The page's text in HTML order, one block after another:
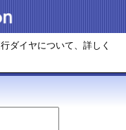
ダイヤについて、詳しく